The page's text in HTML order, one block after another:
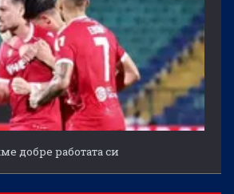
добре работата си